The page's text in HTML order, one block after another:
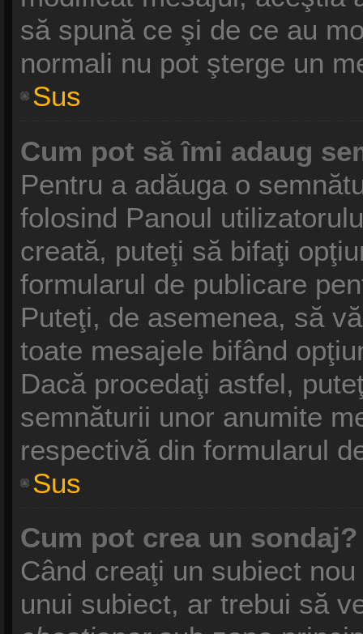
să spună ce şi de ce au
normali nu pot şterge un
Sus
Cum pot să îmi adaug
Pentru a adăuga o
folosind Panoul
creată, puteţi să bifaţi
formularul de publicare
Puteţi, de asemenea, să
toate mesajele bifând
Dacă procedaţi astfel,
semnăturii unor anumite
respectivă din formularul
Sus
Cum pot crea un sondaj?
Când creaţi un subiect
unui subiect, ar trebui să